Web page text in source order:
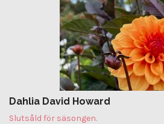
Dahlia David Howard
Slutsåld för säsongen.